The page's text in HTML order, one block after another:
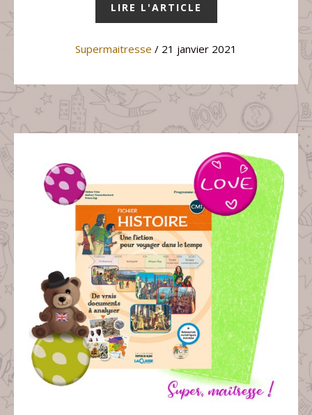
LIRE L'ARTICLE
Supermaitresse / 21 janvier 2021